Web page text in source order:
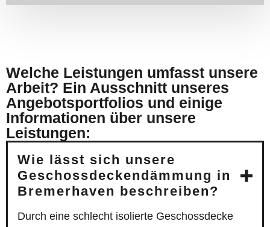
Welche Leistungen umfasst unsere
Arbeit? Ein Ausschnitt unseres
Angebotsportfolios und einige
Informationen über unsere
Leistungen:
Wie lässt sich unsere
Geschossdeckendämmung in
Bremerhaven beschreiben?
Durch eine schlecht isolierte Geschossdecke